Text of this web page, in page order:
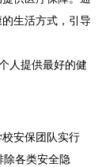
生活方式，引导
人提供最好的健
安保团队实行
各类安全隐